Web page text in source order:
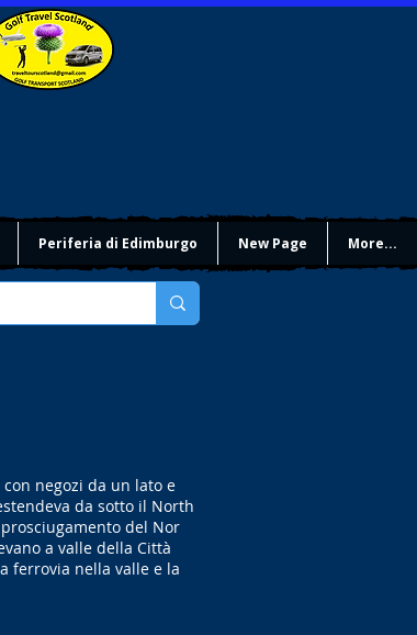
Periferia di Edimburgo New Page More...
negozi da un lato e
da sotto il North
del Nor
a valle della Città
ferrovia nella valle e la